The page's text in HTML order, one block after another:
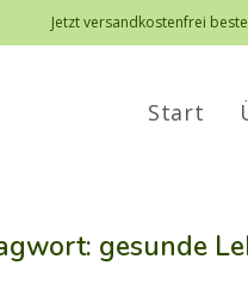
Jetzt versandkostenfrei
Start
gesunde